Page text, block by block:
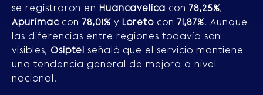
se registraron en Huancavelica con 78,25%,
Apurímac con 78,01% y Loreto con 71,87%. Aunque
las diferencias entre regiones todavía son
visibles, Osiptel señaló que el servicio mantiene
una tendencia general de mejora a nivel
nacional.